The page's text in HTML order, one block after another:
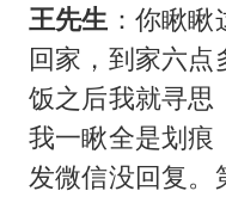
王先生 ：你瞅
回家，到家六
饭之后我就寻思
我一瞅全是划痕
发微信没回复。